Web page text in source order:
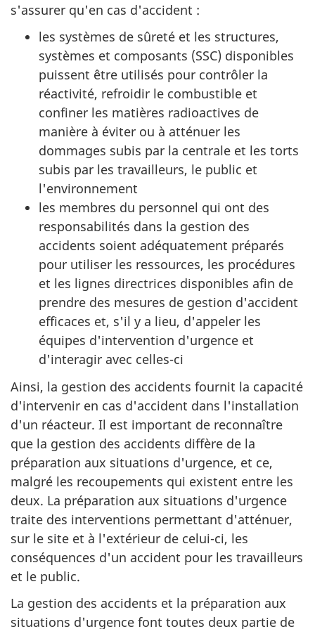
s'assurer qu'en cas d'accident :
les systèmes de sûreté et les structures,
systèmes et composants (SSC) disponibles
puissent être utilisés pour contrôler la
réactivité, refroidir le combustible et
confiner les matières radioactives de
manière à éviter ou à atténuer les
dommages subis par la centrale et les torts
subis par les travailleurs, le public et
l'environnement
les membres du personnel qui ont des
responsabilités dans la gestion des
accidents soient adéquatement préparés
pour utiliser les ressources, les procédures
et les lignes directrices disponibles afin de
prendre des mesures de gestion d'accident
efficaces et, s'il y a lieu, d'appeler les
équipes d'intervention d'urgence et
d'interagir avec celles-ci
Ainsi, la gestion des accidents fournit la capacité
d'intervenir en cas d'accident dans l'installation
d'un réacteur. Il est important de reconnaître
que la gestion des accidents diffère de la
préparation aux situations d'urgence, et ce,
malgré les recoupements qui existent entre les
deux. La préparation aux situations d'urgence
traite des interventions permettant d'atténuer,
sur le site et à l'extérieur de celui-ci, les
conséquences d'un accident pour les travailleurs
et le public.
La gestion des accidents et la préparation aux
situations d'urgence font toutes deux partie de